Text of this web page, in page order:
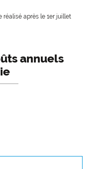
réalisé après le 1er juillet
annuels